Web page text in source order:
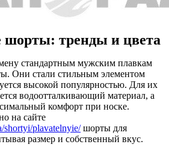
шорты: тренды и цвета
стандартным мужским плавкам
Они стали стильным элементом
высокой популярностью. Для их
водоотталкивающий материал, а
комфорт при носке.
на сайте
shortyi/plavatelnyie/шорты для
размер и собственный вкус.